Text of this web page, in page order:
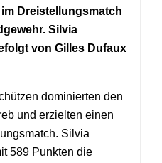
Dreistellungsmatch
Silvia
von Gilles Dufaux
dominierten den
und erzielten einen
Silvia
589 Punkten die